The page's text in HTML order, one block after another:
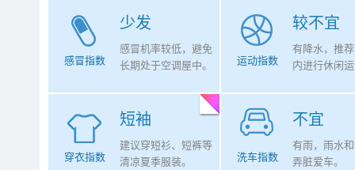
少发
感冒指数
感冒机率较低，避免
长期处于空调屋中。
较不宜
运动指数
有降水，推
内进行休闲
短袖
穿衣指数
建议穿短衫、短裤等
清凉夏季服装。
不宜
洗车指数
有雨，雨水
弄脏爱车。